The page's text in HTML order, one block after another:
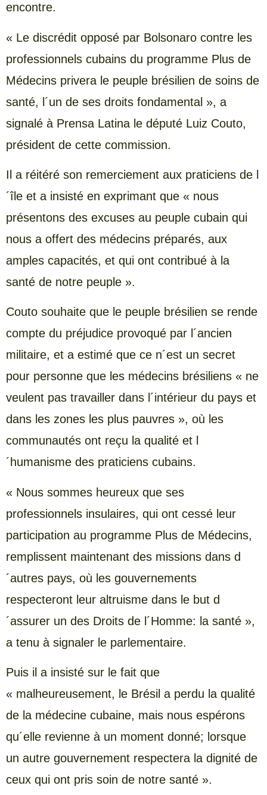
encontre.
« Le discrédit opposé par Bolsonaro contre les
professionnels cubains du programme Plus de
Médecins privera le peuple brésilien de soins de
santé, l´un de ses droits fondamental », a
signalé à Prensa Latina le député Luiz Couto,
président de cette commission.
Il a réitéré son remerciement aux praticiens de l
´île et a insisté en exprimant que « nous
présentons des excuses au peuple cubain qui
nous a offert des médecins préparés, aux
amples capacités, et qui ont contribué à la
santé de notre peuple ».
Couto souhaite que le peuple brésilien se rende
compte du préjudice provoqué par l´ancien
militaire, et a estimé que ce n´est un secret
pour personne que les médecins brésiliens « ne
veulent pas travailler dans l´intérieur du pays et
dans les zones les plus pauvres », où les
communautés ont reçu la qualité et l
´humanisme des praticiens cubains.
« Nous sommes heureux que ses
professionnels insulaires, qui ont cessé leur
participation au programme Plus de Médecins,
remplissent maintenant des missions dans d
´autres pays, où les gouvernements
respecteront leur altruisme dans le but d
´assurer un des Droits de l´Homme: la santé »,
a tenu à signaler le parlementaire.
Puis il a insisté sur le fait que
« malheureusement, le Brésil a perdu la qualité
de la médecine cubaine, mais nous espérons
qu´elle revienne à un moment donné; lorsque
un autre gouvernement respectera la dignité de
ceux qui ont pris soin de notre santé ».